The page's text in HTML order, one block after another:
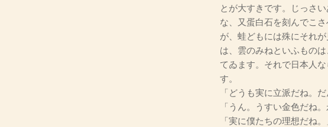
とが大すきです。じっさ
な、又蛋白石を刻んでこ
が、蛙どもには殊にそれ
は、雲のみねといふもの
てゐます。それで日本人
す。
「どうも実に立派だね。
「うん。うすい金色だね
「実に僕たちの理想だね。